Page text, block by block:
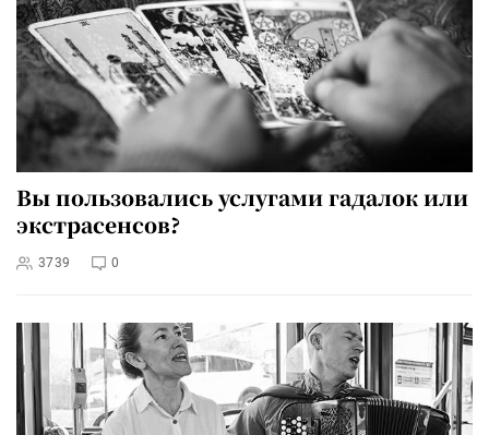
Вы пользовались услугами гадалок или
экстрасенсов?
3739 0